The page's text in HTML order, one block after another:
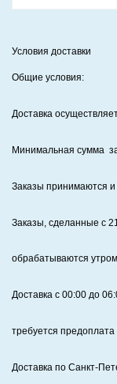
Условия доставки
Общие условия:
Доставка
Минимальная сумма
Заказы принимаются
Заказы, сделанные с
обрабатываются
Доставка с 00:00 до
требуется предоплата
Доставка по